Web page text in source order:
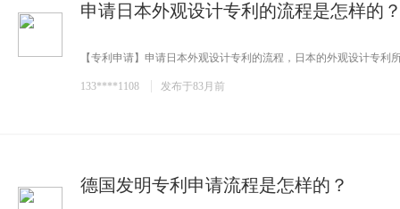
申请日本外观设计专利的流程是怎样的
【专利申请】申请日本外观设计专利的流程，日本的外观设计专利
133****1108 发布于83月前
德国发明专利申请流程是怎样的？